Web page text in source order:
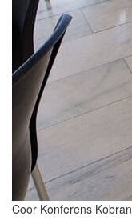
Coor Konferens Kobran